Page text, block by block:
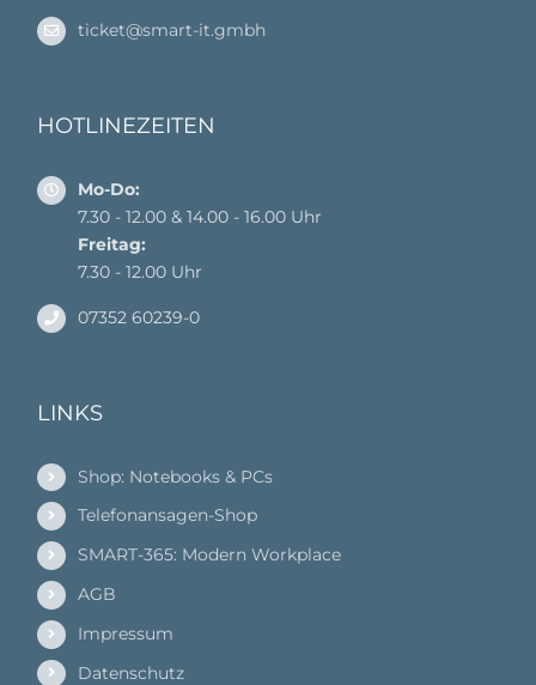
ticket@smart-it.gmbh
HOTLINEZEITEN
Mo-Do:
7.30 - 12.00 & 14.00 - 16.00 Uhr
Freitag:
7.30 - 12.00 Uhr
07352 60239-0
LINKS
Shop: Notebooks & PCs
Telefonansagen-Shop
SMART-365: Modern Workplace
AGB
Impressum
Datenschutz